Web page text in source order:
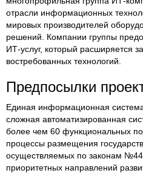
отрасли информационных
мировых производителей
решений. Компании группы
ИТ-услуг, который расширяется
востребованных технологий.
Предпосылки
Единая информационная
сложная автоматизированная
более чем 60 функциональных
процессы размещения
осуществляемых по законам
приоритетных направлений